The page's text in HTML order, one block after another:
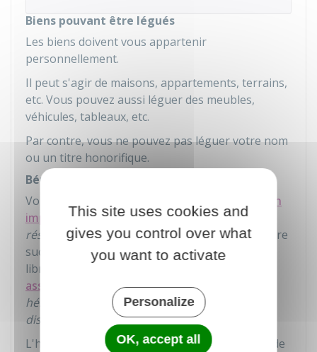
Biens pouvant être légués
Les biens doivent vous appartenir
personnellement.
Il peut s'agir de maisons, appartements, terrains,
etc. Vous pouvez aussi léguer des meubles,
véhicules, tableaux, etc.
Par contre, vous ne pouvez pas léguer votre nom
ou un titre honorifique.
Bénéficiaires des legs
Vous devez respecter
les règles de transmission
imposées par la loi. Ainsi, leshéritiers
réservatairesne peuvent pas être exclus de votre
succession. Vous pouvez donc transmettre
librement (à un héritier, un tiers,
association
...) la part qui dépasse la
héréditaire
. On appelle cette part la
disponible
L'héritier qui n'a pas reçu un lot égal à sa part de
This site uses cookies and
gives you control over what
you want to activate
Personalize
OK, accept all